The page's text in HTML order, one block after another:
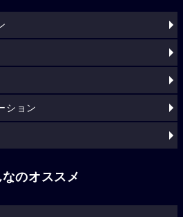
ション
のオススメ